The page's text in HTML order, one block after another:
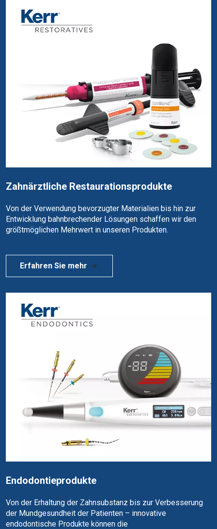
Zahnärztliche Restaurationsprodukte
Von der Verwendung bevorzugter Materialien bis hin zur
Entwicklung bahnbrechender Lösungen schaffen wir den
größtmöglichen Mehrwert in unseren Produkten.
Erfahren Sie mehr
Endodontieprodukte
Von der Erhaltung der Zahnsubstanz bis zur Verbesserung
der Mundgesundheit der Patienten – innovative
endodontische Produkte können die